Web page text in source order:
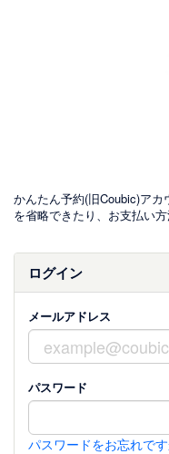
かんたん予約(旧Coubic)ア
を省略できたり、お支払い
ログイン
メールアドレス
パスワード
パスワードをお忘れで